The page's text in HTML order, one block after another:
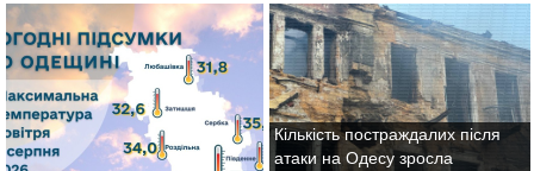
Кількість постраждалих після
атаки на Одесу зросла